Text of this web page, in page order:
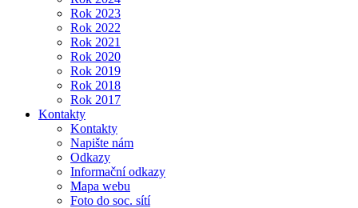
Rok 2023
Rok 2022
Rok 2021
Rok 2020
Rok 2019
Rok 2018
Rok 2017
Kontakty
Kontakty
Napište nám
Odkazy
Informační odkazy
Mapa webu
Foto do soc. sítí